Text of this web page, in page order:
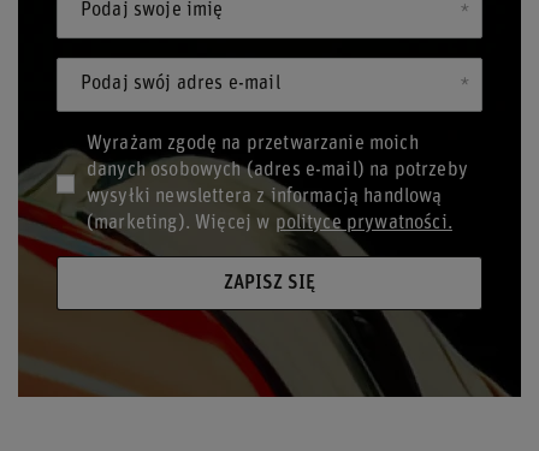
Podaj swoje imię
Podaj swój adres e-mail
Wyrażam zgodę na przetwarzanie moich
danych osobowych (adres e-mail) na potrzeby
wysyłki newslettera z informacją handlową
(marketing). Więcej w polityce prywatności.
ZAPISZ SIĘ